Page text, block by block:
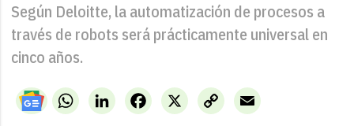
Según Deloitte, la automatización de procesos a
través de robots será prácticamente universal en
cinco años.
WhatsAppLinkedIn X
Facebook
Copy
Link
Email